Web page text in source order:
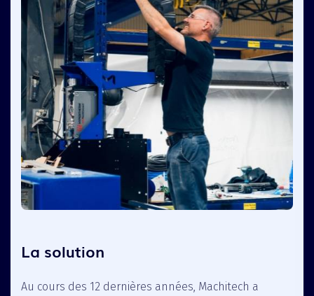
La solution
Au cours des 12 dernières années, Machitech a